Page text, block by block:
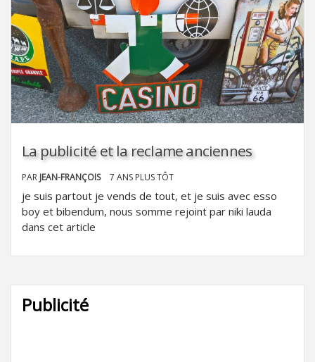
La publicité et la reclame anciennes
PAR JEAN-FRANÇOIS 7 ANS PLUS TÔT
je suis partout je vends de tout, et je suis avec esso
boy et bibendum, nous somme rejoint par niki lauda
dans cet article
Publicité